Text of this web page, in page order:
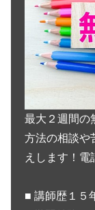
最大２週間の
方法の相談や
えします！電
■ 講師歴１５